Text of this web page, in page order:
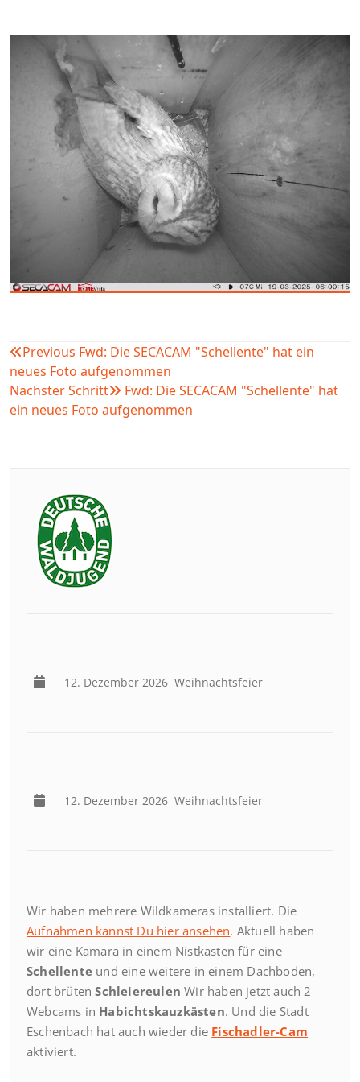
Beitragsnavigation
Previous Fwd: Die SECACAM "Schellente" hat ein
neues Foto aufgenommen
Nächster Schritt
Fwd: Die SECACAM "Schellente" hat
ein neues Foto aufgenommen
12. Dezember 2026 Weihnachtsfeier
12. Dezember 2026 Weihnachtsfeier
Wir haben mehrere Wildkameras installiert. Die
Aufnahmen kannst Du hier ansehen. Aktuell haben
wir eine Kamara in einem Nistkasten für eine
Schellente und eine weitere in einem Dachboden,
dort brütenSchleiereulen Wir haben jetzt auch 2
Webcams in Habichtskauzkästen. Und die Stadt
Eschenbach hat auch wieder die Fischadler-Cam
aktiviert.